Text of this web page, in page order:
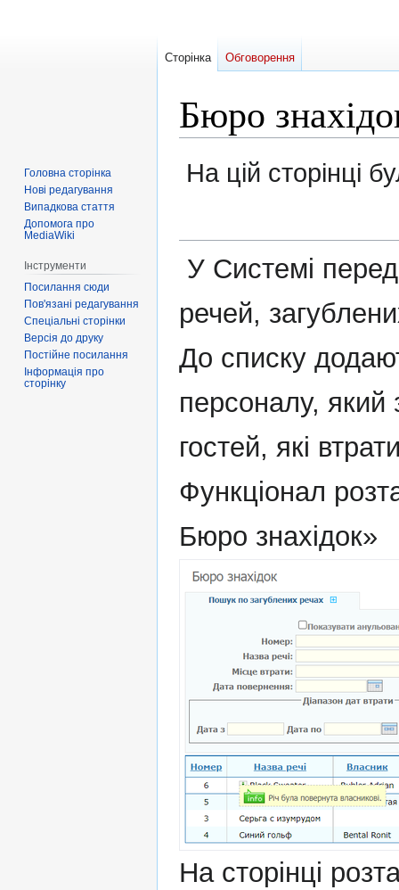
Бюро
Перейти
до
Перейти
доНа цій сторінці
У Системі
речей,
До списку
персоналу, який
гостей, які
Функціонал
Бюро знахідок»
На сторінці
Сторінка Обговорення
Головна сторінка
Нові редагування
Випадкова стаття
Допомога про
MediaWiki
Інструменти
Посилання сюди
Пов'язані редагування
Спеціальні сторінки
Версія до друку
Постійне посилання
Інформація про
сторінку